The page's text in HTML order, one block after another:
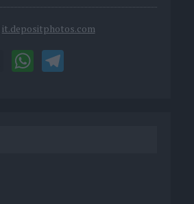
it.depositphotos.com